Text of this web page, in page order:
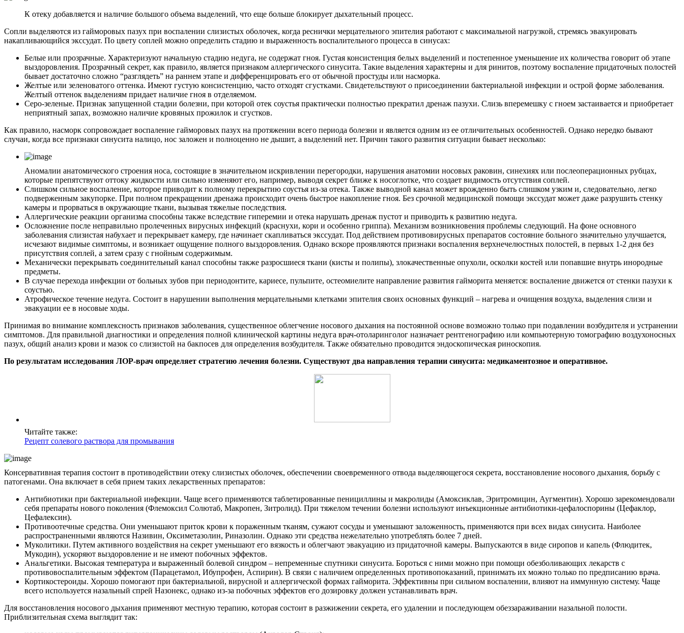
К отеку добавляется и наличие большого объема выделений, что еще больше блокирует дыхательный процесс.
Сопли выделяются из гайморовых пазух при воспалении слизистых оболочек, когда реснички мерцательного эпителия работают с максимальной нагрузкой, стремясь эвакуировать
накапливающийся экссудат. По цвету соплей можно определить стадию и выраженность воспалительного процесса в синусах:
Белые или прозрачные. Характеризуют начальную стадию недуга, не содержат гноя. Густая консистенция белых выделений и постепенное уменьшение их количества говорит об этапе
выздоровления. Прозрачный секрет, как правило, является признаком аллергического синусита. Такие выделения характерны и для ринитов, поэтому воспаление придаточных полостей
бывает достаточно сложно “разглядеть” на раннем этапе и дифференцировать его от обычной простуды или насморка.
Желтые или зеленоватого оттенка. Имеют густую консистенцию, часто отходят сгустками. Свидетельствуют о присоединении бактериальной инфекции и острой форме заболевания.
Желтый оттенок выделениям придает наличие гноя в отделяемом.
Серо-зеленые. Признак запущенной стадии болезни, при которой отек соустья практически полностью прекратил дренаж пазухи. Слизь вперемешку с гноем застаивается и приобретает
неприятный запах, возможно наличие кровяных прожилок и сгустков.
Как правило, насморк сопровождает воспаление гайморовых пазух на протяжении всего периода болезни и является одним из ее отличительных особенностей. Однако нередко бывают
случаи, когда все признаки синусита налицо, нос заложен и полноценно не дышит, а выделений нет. Причин такого развития ситуации бывает несколько:
Аномалии анатомического строения носа, состоящие в значительном искривлении перегородки, нарушения анатомии носовых раковин, синехиях или послеоперационных рубцах,
которые препятствуют оттоку жидкости или сильно изменяют его, например, выводя секрет ближе к носоглотке, что создает видимость отсутствия соплей.
Слишком сильное воспаление, которое приводит к полному перекрытию соустья из-за отека. Также выводной канал может врожденно быть слишком узким и, следовательно, легко
подверженным закупорке. При полном прекращении дренажа происходит очень быстрое накопление гноя. Без срочной медицинской помощи экссудат может даже разрушить стенку
камеры и прорваться в окружающие ткани, вызывая тяжелые последствия.
Аллергические реакции организма способны также вследствие гиперемии и отека нарушать дренаж пустот и приводить к развитию недуга.
Осложнение после неправильно пролеченных вирусных инфекций (краснухи, кори и особенно гриппа). Механизм возникновения проблемы следующий. На фоне основного
заболевания слизистая набухает и перекрывает камеру, где начинает скапливаться экссудат. Под действием противовирусных препаратов состояние больного значительно улучшается,
исчезают видимые симптомы, и возникает ощущение полного выздоровления. Однако вскоре проявляются признаки воспаления верхнечелюстных полостей, в первых 1-2 дня без
присутствия соплей, а затем сразу с гнойным содержимым.
Механически перекрывать соединительный канал способны также разросшиеся ткани (кисты и полипы), злокачественные опухоли, осколки костей или попавшие внутрь инородные
предметы.
В случае перехода инфекции от больных зубов при периодонтите, кариесе, пульпите, остеомиелите направление развития гайморита меняется: воспаление движется от стенки пазухи к
соустью.
Атрофическое течение недуга. Состоит в нарушении выполнения мерцательными клетками эпителия своих основных функций – нагрева и очищения воздуха, выделения слизи и
эвакуации ее в носовые ходы.
Принимая во внимание комплексность признаков заболевания, существенное облегчение носового дыхания на постоянной основе возможно только при подавлении возбудителя и устранении
симптомов. Для правильной диагностики и определения полной клинической картины недуга врач-отоларинголог назначает рентгенографию или компьютерную томографию воздухоносных
пазух, общий анализ крови и мазок со слизистой на бакпосев для определения возбудителя. Также обязательно проводится эндоскопическая риноскопия.
По результатам исследования ЛОР-врач определяет стратегию лечения болезни. Существуют два направления терапии синусита: медикаментозное и оперативное.
Читайте также:
Рецепт солевого раствора для промывания
Консервативная терапия состоит в противодействии отеку слизистых оболочек, обеспечении своевременного отвода выделяющегося секрета, восстановление носового дыхания, борьбу с
патогенами. Она включает в себя прием таких лекарственных препаратов:
Антибиотики при бактериальной инфекции. Чаще всего применяются таблетированные пенициллины и макролиды (Амоксиклав, Эритромицин, Аугментин). Хорошо зарекомендовали
себя препараты нового поколения (Флемоксил Солютаб, Макропен, Зитролид). При тяжелом течении болезни используют инъекционные антибиотики-цефалоспорины (Цефаклор,
Цефалексин).
Противоотечные средства. Они уменьшают приток крови к пораженным тканям, сужают сосуды и уменьшают заложенность, применяются при всех видах синусита. Наиболее
распространенными являются Називин, Оксиметазолин, Риназолин. Однако эти средства нежелательно употреблять более 7 дней.
Муколитики. Путем активного воздействия на секрет уменьшают его вязкость и облегчают эвакуацию из придаточной камеры. Выпускаются в виде сиропов и капель (Флюдитек,
Мукодин), ускоряют выздоровление и не имеют побочных эффектов.
Анальгетики. Высокая температура и выраженный болевой синдром – непременные спутники синусита. Бороться с ними можно при помощи обезболивающих лекарств с
противовоспалительным эффектом (Парацетамол, Ибупрофен, Аспирин). В связи с наличием определенных противопоказаний, принимать их можно только по предписанию врача.
Кортикостероиды. Хорошо помогают при бактериальной, вирусной и аллергической формах гайморита. Эффективны при сильном воспалении, влияют на иммунную систему. Чаще
всего используется назальный спрей Назонекс, однако из-за побочных эффектов его дозировку должен устанавливать врач.
Для восстановления носового дыхания применяют местную терапию, которая состоит в разжижении секрета, его удалении и последующем обеззараживании назальной полости.
Приблизительная схема выглядит так: